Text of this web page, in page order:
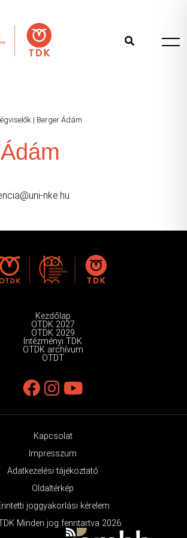
| Berger Ádám
nke.hu
Kezdőlap
OTDK 2027
OTDK 2029
Intézményi TDK
OTDK archívum
OTDT
Kapcsolat
Impresszum
Adatkezelési tájékoztató
Oldaltérkép
joggyakorlási kérelem
Minden jog fenntartva 2026.